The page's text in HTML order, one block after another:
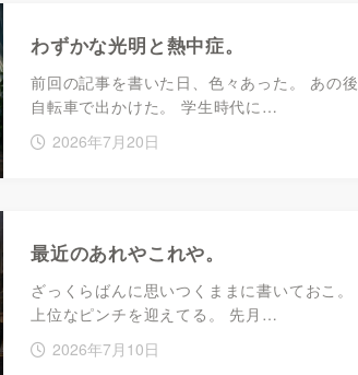
わずかな光明と熱中症。
前回の記事を書いた日、色々あった。 あの
自転車で出かけた。 学生時代に…
2026年7月20日
最近のあれやこれや。
ざっくらばんに思いつくままに書いておこ
上位なピンチを迎えてる。 先月…
2026年7月10日